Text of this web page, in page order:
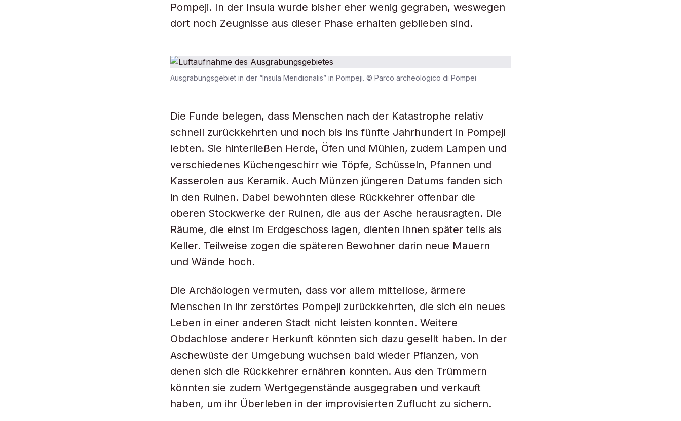
Pompeji. In der Insula wurde bisher eher wenig gegraben, weswegen
dort noch Zeugnisse aus dieser Phase erhalten geblieben sind.
Ausgrabungsgebiet in der “Insula Meridionalis” in Pompeji. © Parco archeologico di Pompei
Die Funde belegen, dass Menschen nach der Katastrophe relativ
schnell zurückkehrten und noch bis ins fünfte Jahrhundert in Pompeji
lebten. Sie hinterließen Herde, Öfen und Mühlen, zudem Lampen und
verschiedenes Küchengeschirr wie Töpfe, Schüsseln, Pfannen und
Kasserolen aus Keramik. Auch Münzen jüngeren Datums fanden sich
in den Ruinen. Dabei bewohnten diese Rückkehrer offenbar die
oberen Stockwerke der Ruinen, die aus der Asche herausragten. Die
Räume, die einst im Erdgeschoss lagen, dienten ihnen später teils als
Keller. Teilweise zogen die späteren Bewohner darin neue Mauern
und Wände hoch.
Die Archäologen vermuten, dass vor allem mittellose, ärmere
Menschen in ihr zerstörtes Pompeji zurückkehrten, die sich ein neues
Leben in einer anderen Stadt nicht leisten konnten. Weitere
Obdachlose anderer Herkunft könnten sich dazu gesellt haben. In der
Aschewüste der Umgebung wuchsen bald wieder Pflanzen, von
denen sich die Rückkehrer ernähren konnten. Aus den Trümmern
könnten sie zudem Wertgegenstände ausgegraben und verkauft
haben, um ihr Überleben in der improvisierten Zuflucht zu sichern.